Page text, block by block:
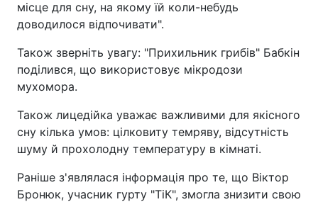
місце для сну, на якому їй коли-небудь
доводилося відпочивати".
Також зверніть увагу: "Прихильник грибів" Бабкін
поділився, що використовує мікродози
мухомора.
Також лицедійка уважає важливими для якісного
сну кілька умов: цілковиту темряву, відсутність
шуму й прохолодну температуру в кімнаті.
Раніше з'являлася інформація про те, що Віктор
Бронюк, учасник гурту "ТіК", змогла знизити свою